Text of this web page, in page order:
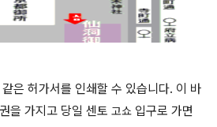
은 허가서를 인쇄할 수 있습니다. 이 바
을 가지고 당일 센토 고쇼 입구로 가면